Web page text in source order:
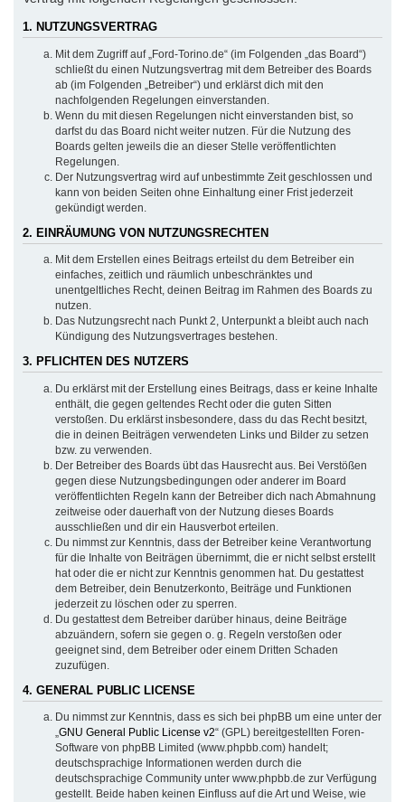
1. NUTZUNGSVERTRAG
Mit dem Zugriff auf „Ford-Torino.de“ (im Folgenden „das Board“)
schließt du einen Nutzungsvertrag mit dem Betreiber des Boards
ab (im Folgenden „Betreiber“) und erklärst dich mit den
nachfolgenden Regelungen einverstanden.
Wenn du mit diesen Regelungen nicht einverstanden bist, so
darfst du das Board nicht weiter nutzen. Für die Nutzung des
Boards gelten jeweils die an dieser Stelle veröffentlichten
Regelungen.
Der Nutzungsvertrag wird auf unbestimmte Zeit geschlossen und
kann von beiden Seiten ohne Einhaltung einer Frist jederzeit
gekündigt werden.
2. EINRÄUMUNG VON NUTZUNGSRECHTEN
Mit dem Erstellen eines Beitrags erteilst du dem Betreiber ein
einfaches, zeitlich und räumlich unbeschränktes und
unentgeltliches Recht, deinen Beitrag im Rahmen des Boards zu
nutzen.
Das Nutzungsrecht nach Punkt 2, Unterpunkt a bleibt auch nach
Kündigung des Nutzungsvertrages bestehen.
3. PFLICHTEN DES NUTZERS
Du erklärst mit der Erstellung eines Beitrags, dass er keine Inhalte
enthält, die gegen geltendes Recht oder die guten Sitten
verstoßen. Du erklärst insbesondere, dass du das Recht besitzt,
die in deinen Beiträgen verwendeten Links und Bilder zu setzen
bzw. zu verwenden.
Der Betreiber des Boards übt das Hausrecht aus. Bei Verstößen
gegen diese Nutzungsbedingungen oder anderer im Board
veröffentlichten Regeln kann der Betreiber dich nach Abmahnung
zeitweise oder dauerhaft von der Nutzung dieses Boards
ausschließen und dir ein Hausverbot erteilen.
Du nimmst zur Kenntnis, dass der Betreiber keine Verantwortung
für die Inhalte von Beiträgen übernimmt, die er nicht selbst erstellt
hat oder die er nicht zur Kenntnis genommen hat. Du gestattest
dem Betreiber, dein Benutzerkonto, Beiträge und Funktionen
jederzeit zu löschen oder zu sperren.
Du gestattest dem Betreiber darüber hinaus, deine Beiträge
abzuändern, sofern sie gegen o. g. Regeln verstoßen oder
geeignet sind, dem Betreiber oder einem Dritten Schaden
zuzufügen.
4. GENERAL PUBLIC LICENSE
Du nimmst zur Kenntnis, dass es sich bei phpBB um eine unter der
„GNU General Public License v2“ (GPL) bereitgestellten Foren-
Software von phpBB Limited (www.phpbb.com) handelt;
deutschsprachige Informationen werden durch die
deutschsprachige Community unter www.phpbb.de zur Verfügung
gestellt. Beide haben keinen Einfluss auf die Art und Weise, wie